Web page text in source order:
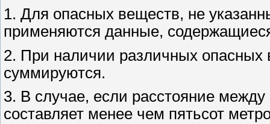
1. Для опасных веществ, не
применяются данные,
2. При наличии различных опасных
суммируются.
3. В случае, если расстояние
составляет менее чем пятьсот